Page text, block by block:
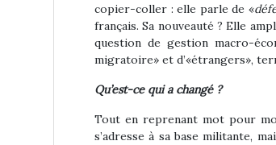
copier-coller : elle parle de «
français. Sa nouveauté ? Elle
question de gestion macro-
migratoire» et d’«étrangers»,
Qu’est-ce qui a changé ?
Tout en reprenant mot pour
s’adresse à sa base militante,